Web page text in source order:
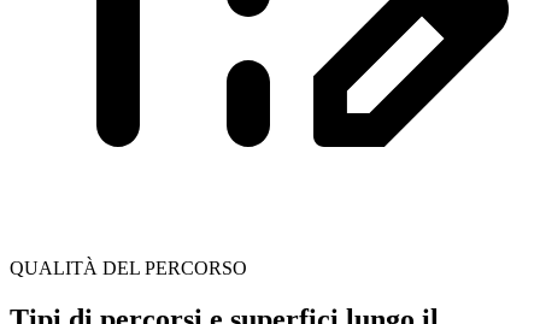
QUALITÀ DEL PERCORSO